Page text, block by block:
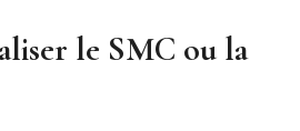
le SMC ou la